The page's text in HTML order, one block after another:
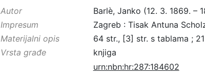
Autor
Barlè, Janko (12. 3. 1869. –
Impresum
Zagreb : Tisak Antuna
Materijalni opis
64 str., [3] str. s tablama ;
Vrsta građe
knjiga
urn:nbn:hr:287:184602